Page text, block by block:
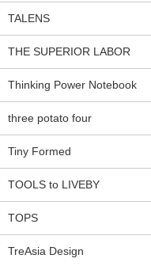
TALENS
THE SUPERIOR LABOR
Thinking Power Notebook
three potato four
Tiny Formed
TOOLS to LIVEBY
TOPS
TreAsia Design